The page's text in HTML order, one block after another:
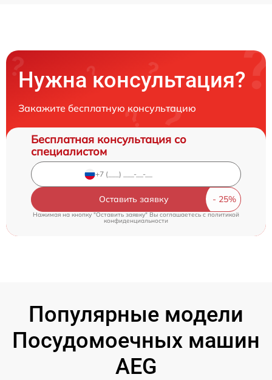
Нужна консультация?
Закажите бесплатную консультацию
Бесплатная консультация со
специалистом
Оставить заявку
Нажимая на кнопку "Оставить заявку" Вы соглашаетесь cполитикой
конфиденциальности
Популярные модели
Посудомоечных машин
AEG